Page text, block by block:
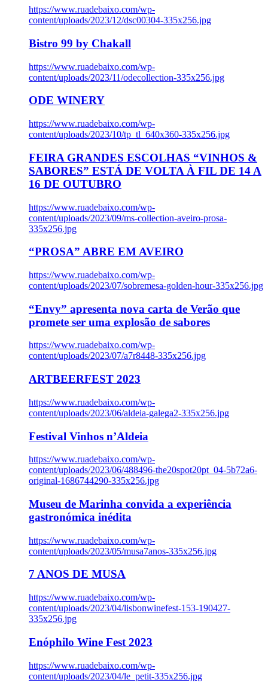
https://www.ruadebaixo.com/wp-
content/uploads/2023/12/dsc00304-335x256.jpg
Bistro 99 by Chakall
https://www.ruadebaixo.com/wp-
content/uploads/2023/11/odecollection-335x256.jpg
ODE WINERY
https://www.ruadebaixo.com/wp-
content/uploads/2023/10/tp_tl_640x360-335x256.jpg
FEIRA GRANDES ESCOLHAS “VINHOS &
SABORES” ESTÁ DE VOLTA À FIL DE 14 A
16 DE OUTUBRO
https://www.ruadebaixo.com/wp-
content/uploads/2023/09/ms-collection-aveiro-prosa-
335x256.jpg
“PROSA” ABRE EM AVEIRO
https://www.ruadebaixo.com/wp-
content/uploads/2023/07/sobremesa-golden-hour-335x256.jpg
“Envy” apresenta nova carta de Verão que
promete ser uma explosão de sabores
https://www.ruadebaixo.com/wp-
content/uploads/2023/07/a7r8448-335x256.jpg
ARTBEERFEST 2023
https://www.ruadebaixo.com/wp-
content/uploads/2023/06/aldeia-galega2-335x256.jpg
Festival Vinhos n’Aldeia
https://www.ruadebaixo.com/wp-
content/uploads/2023/06/488496-the20spot20pt_04-5b72a6-
original-1686744290-335x256.jpg
Museu de Marinha convida a experiência
gastronómica inédita
https://www.ruadebaixo.com/wp-
content/uploads/2023/05/musa7anos-335x256.jpg
7 ANOS DE MUSA
https://www.ruadebaixo.com/wp-
content/uploads/2023/04/lisbonwinefest-153-190427-
335x256.jpg
Enóphilo Wine Fest 2023
https://www.ruadebaixo.com/wp-
content/uploads/2023/04/le_petit-335x256.jpg